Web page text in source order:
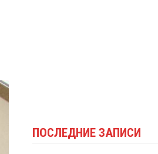
ПОСЛЕДНИЕ ЗАПИСИ